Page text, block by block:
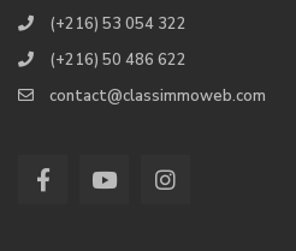
(+216) 53 054 322
(+216) 50 486 622
contact@classimmoweb.com